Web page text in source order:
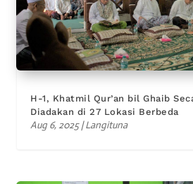
H-1, Khatmil Qur’an bil Ghaib
Diadakan di 27 Lokasi Berbeda
Aug 6, 2025|Langituna